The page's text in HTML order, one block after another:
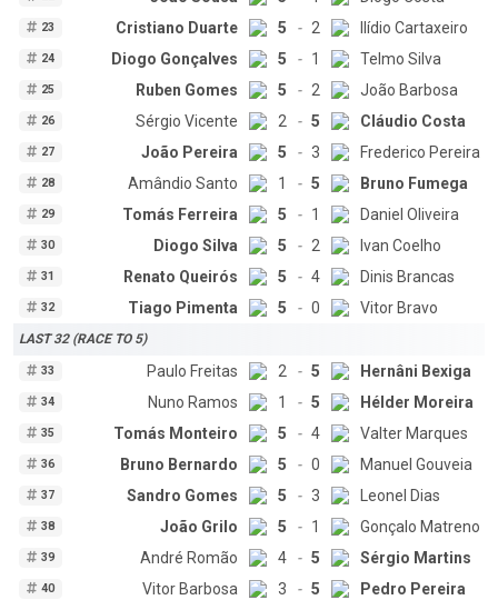
23 Cristiano Duarte 5 - 2 Ilídio Cartaxeiro
24 Diogo Gonçalves 5 - 1 Telmo Silva
25 Ruben Gomes 5 - 2 João Barbosa
26 Sérgio Vicente 2 - 5 Cláudio Costa
27 João Pereira 5 - 3 Frederico Pereira
28 Amândio Santo 1 - 5 Bruno Fumega
29 Tomás Ferreira 5 - 1 Daniel Oliveira
30 Diogo Silva 5 - 2 Ivan Coelho
31 Renato Queirós 5 - 4 Dinis Brancas
32 Tiago Pimenta 5 - 0 Vitor Bravo
LAST 32 (RACE TO 5)
33 Paulo Freitas 2 - 5 Hernâni Bexiga
34 Nuno Ramos 1 - 5 Hélder Moreira
35 Tomás Monteiro 5 - 4 Valter Marques
36 Bruno Bernardo 5 - 0 Manuel Gouveia
37 Sandro Gomes 5 - 3 Leonel Dias
38 João Grilo 5 - 1 Gonçalo Matreno
39 André Romão 4 - 5 Sérgio Martins
40 Vitor Barbosa 3 - 5 Pedro Pereira